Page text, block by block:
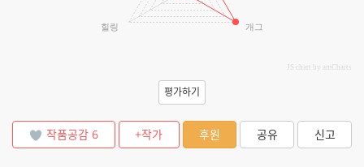
개그
힐링
JS chart by amCharts
평가하기
작품공감 6 +작가 후원 공유 신고